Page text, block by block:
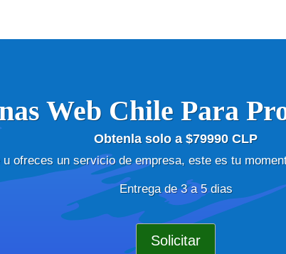
Web Chile Para
Obtenla solo a $79990 CLP
ofreces un servicio de empresa, este es tu
Entrega de 3 a 5 dias
Solicitar